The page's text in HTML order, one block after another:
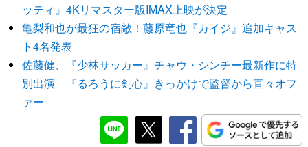
ッティ』4Kリマスター版IMAX上映が決定
亀梨和也が最狂の宿敵！藤原竜也『カイジ』追加キャス
ト4名発表
佐藤健、『少林サッカー』チャウ・シンチー最新作に特
別出演 『るろうに剣心』きっかけで監督から直々オフ
ァー